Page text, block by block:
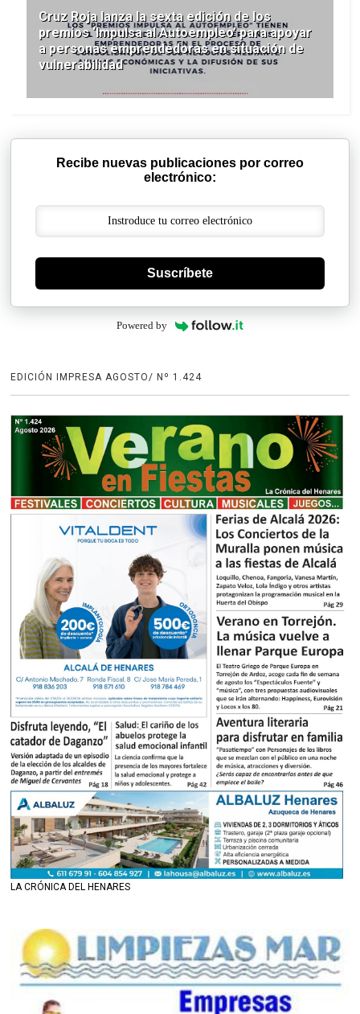
Cruz Roja lanza la sexta edición de los
premios ‘Impulsa al Autoempleo’ para apoyar
a personas emprendedoras en situación de
vulnerabilidad
Recibe nuevas publicaciones por correo
electrónico:
Suscríbete
Powered by
EDICIÓN IMPRESA AGOSTO/ Nº 1.424
LA CRÓNICA DEL HENARES